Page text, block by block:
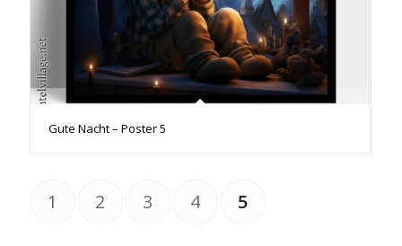
Gute Nacht – Poster 5
1 2 3 4 5